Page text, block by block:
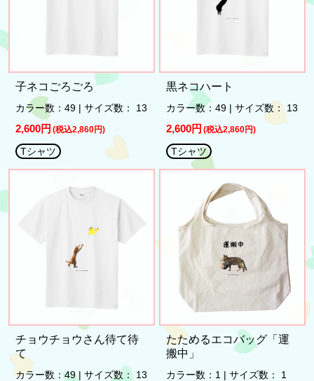
子ネコごろごろ
カラー数：49 | サイズ数： 13
2,600円 (税込2,860円)
Tシャツ
黒ネコハート
カラー数：49 | サイズ数： 13
2,600円 (税込2,860円)
Tシャツ
チョウチョウさん待て待
て
カラー数：49 | サイズ数： 13
たためるエコバッグ「運
搬中」
カラー数：1 | サイズ数： 1